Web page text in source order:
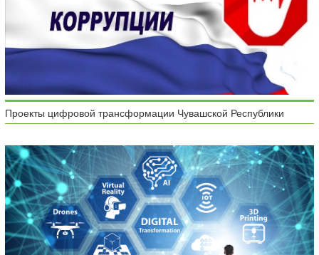
Проекты цифровой трансформации Чувашской Республики